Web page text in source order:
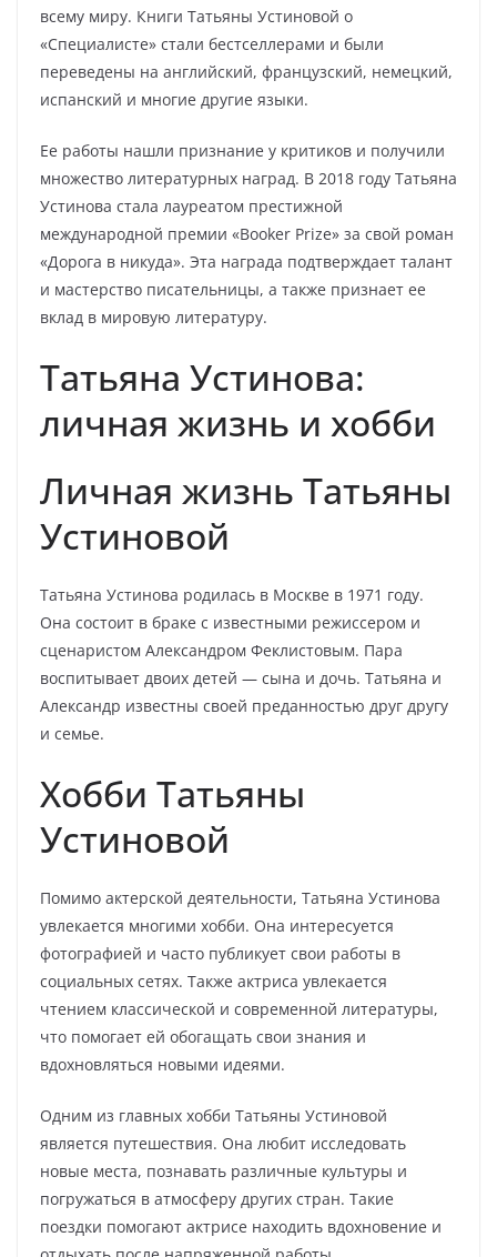
всему миру. Книги Татьяны Устиновой о
«Специалисте» стали бестселлерами и были
переведены на английский, французский, немецкий,
испанский и многие другие языки.
Ее работы нашли признание у критиков и получили
множество литературных наград. В 2018 году Татьяна
Устинова стала лауреатом престижной
международной премии «Booker Prize» за свой роман
«Дорога в никуда». Эта награда подтверждает талант
и мастерство писательницы, а также признает ее
вклад в мировую литературу.
Татьяна Устинова:
личная жизнь и хобби
Личная жизнь Татьяны
Устиновой
Татьяна Устинова родилась в Москве в 1971 году.
Она состоит в браке с известными режиссером и
сценаристом Александром Феклистовым. Пара
воспитывает двоих детей — сына и дочь. Татьяна и
Александр известны своей преданностью друг другу
и семье.
Хобби Татьяны
Устиновой
Помимо актерской деятельности, Татьяна Устинова
увлекается многими хобби. Она интересуется
фотографией и часто публикует свои работы в
социальных сетях. Также актриса увлекается
чтением классической и современной литературы,
что помогает ей обогащать свои знания и
вдохновляться новыми идеями.
Одним из главных хобби Татьяны Устиновой
является путешествия. Она любит исследовать
новые места, познавать различные культуры и
погружаться в атмосферу других стран. Такие
поездки помогают актрисе находить вдохновение и